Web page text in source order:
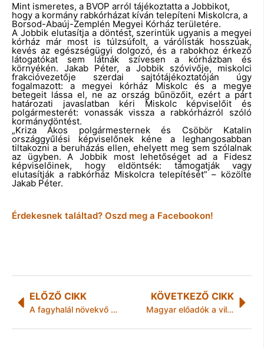
Mint ismeretes, a BVOP arról tájékoztatta a Jobbikot,
hogy a kormány rabkórházat kíván telepíteni Miskolcra, a
Borsod-Abaúj-Zemplén Megyei Kórház területére.
A Jobbik elutasítja a döntést, szerintük ugyanis a megyei
kórház már most is túlzsúfolt, a várólisták hosszúak,
kevés az egészségügyi dolgozó, és a rabokhoz érkező
látogatókat sem látnák szívesen a kórházban és
környékén. Jakab Péter, a Jobbik szóvivője, miskolci
frakcióvezetője szerdai sajtótájékoztatóján úgy
fogalmazott: a megyei kórház Miskolc és a megye
betegeit lássa el, ne az ország bűnözőit, ezért a párt
határozati javaslatban kéri Miskolc képviselőit és
polgármesterét: vonassák vissza a rabkórházról szóló
kormánydöntést.
„Kriza Ákos polgármesternek és Csöbör Katalin
országgyűlési képviselőnek kéne a leghangosabban
tiltakozni a beruházás ellen, ehelyett meg sem szólalnak
az ügyben. A Jobbik most lehetőséget ad a Fidesz
képviselőinek, hogy eldöntsék: támogatják vagy
elutasítják a rabkórház Miskolcra telepítését” – közölte
Jakab Péter.
Érdekesnek találtad? Oszd meg a Facebookon!
ELŐZŐ CIKK
A fagyhalál növekvő veszélyére figyelmeztet a Magyar Szociális Fórum
KÖVETKEZŐ CIKK
Magyar előadók a világ legnagyobb művészeti fesztiválján